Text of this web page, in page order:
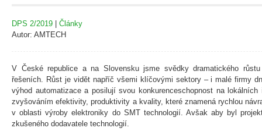
DPS 2/2019 | Články
Autor: AMTECH
V České republice a na Slovensku jsme svědky dramatického
řešeních. Růst je vidět napříč všemi klíčovými sektory – i malé firmy
výhod automatizace a posilují svou konkurenceschopnost na
zvyšováním efektivity, produktivity a kvality, které znamená rychlou
v oblasti výroby elektroniky do SMT technologií. Avšak aby byl
zkušeného dodavatele technologií.